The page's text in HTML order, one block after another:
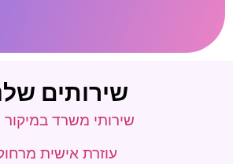
שירותים
שירותי משרד במיקור
עוזרת אישית